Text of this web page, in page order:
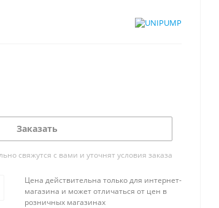
Заказать
свяжутся с вами и уточнят условия заказа
Цена действительна только для интернет-
магазина и может отличаться от цен в
розничных магазинах